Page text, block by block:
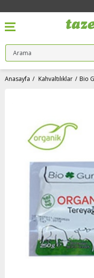
Anasayfa Kahvaltılıklar